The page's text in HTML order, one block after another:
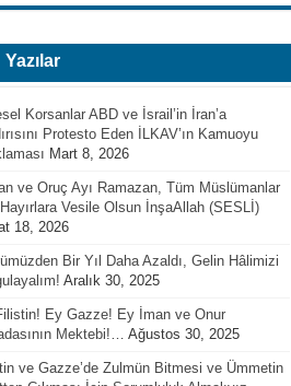
Korsanlar ABD ve İsrail’in İran’a
Protesto Eden İLKAV’ın Kamuoyu
Mart 8, 2026
ve Oruç Ayı Ramazan, Tüm Müslümanlar
Vesile Olsun İnşaAllah (SESLİ)
18, 2026
Bir Yıl Daha Azaldı, Gelin Hâlimizi
Aralık 30, 2025
Ey Gazze! Ey İman ve Onur
Mektebi!… Ağustos 30, 2025
ve Gazze’de Zulmün Bitmesi ve Ümmetin